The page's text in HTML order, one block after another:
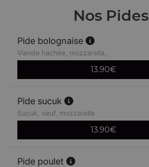
Nos Pides
Pide bolognaise
Viande hachée, mozzarella,
13.90€
Pide sucuk
Sucuk, oeuf, mozzarella
13.90€
Pide poulet